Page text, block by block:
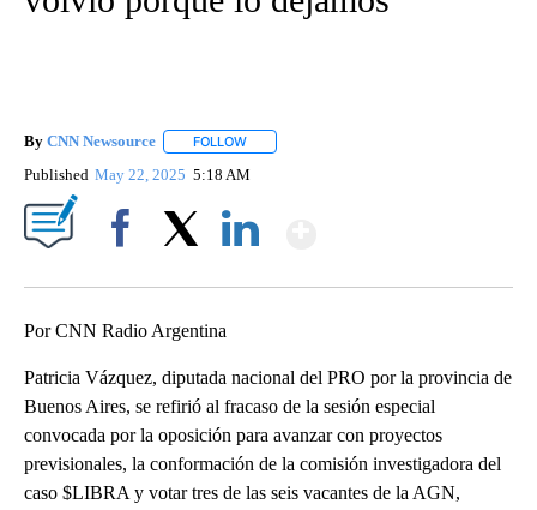
By CNN Newsource FOLLOW
Published May 22, 2025 5:18 AM
Por CNN Radio Argentina
Patricia Vázquez, diputada nacional del PRO por la provincia de
Buenos Aires, se refirió al fracaso de la sesión especial
convocada por la oposición para avanzar con proyectos
previsionales, la conformación de la comisión investigadora del
caso $LIBRA y votar tres de las seis vacantes de la AGN,